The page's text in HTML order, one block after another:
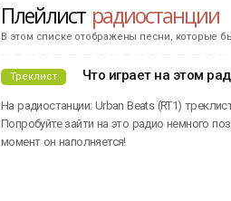
Плейлист радиостанции
В этом списке отображены песни, которые
Треклист Что играет на этом
На радиостанции: Urban Beats (RT1)
Попробуйте зайти на это радио немного
момент он наполняется!